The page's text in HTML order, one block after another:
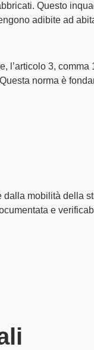
. Questo
adibite ad
l’articolo 3, comma
norma è
dalla mobilità della
e